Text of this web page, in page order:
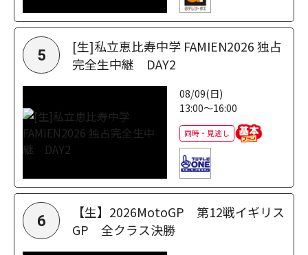
5
[生]私立恵比寿中学 FAMIEN2026 独占
完全生中継 DAY2
08/09(日)
13:00～16:00
同時・見逃し
6
【生】2026MotoGP 第12戦イギリス
GP 全クラス決勝